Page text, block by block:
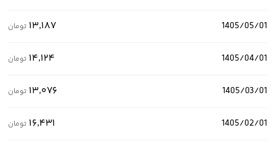
1405/05/01 ۱۳٬۱۸۷ تومان
1405/04/01 ۱۴٬۱۲۴ تومان
1405/03/01 ۱۳٬۰۷۶ تومان
1405/02/01 ۱۶٬۴۳۱ تومان